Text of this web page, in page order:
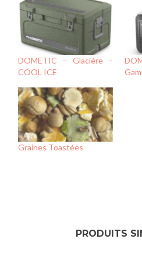
DOMETIC – Glacière –
COOL ICE
Graines Toastées
PRODUITS